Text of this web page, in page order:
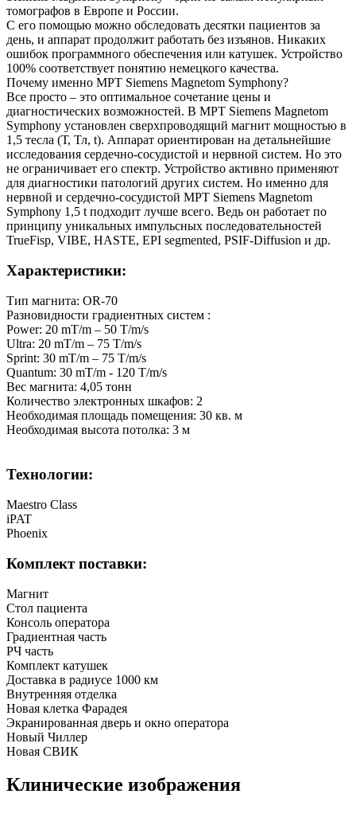
томографов в Европе и России.
С его помощью можно обследовать десятки пациентов за
день, и аппарат продолжит работать без изъянов. Никаких
ошибок программного обеспечения или катушек. Устройство
100% соответствует понятию немецкого качества.
Почему именно МРТ Siemens Magnetom Symphony?
Все просто – это оптимальное сочетание цены и
диагностических возможностей. В МРТ Siemens Magnetom
Symphony установлен сверхпроводящий магнит мощностью в
1,5 тесла (Т, Тл, t). Аппарат ориентирован на детальнейшие
исследования сердечно-сосудистой и нервной систем. Но это
не ограничивает его спектр. Устройство активно применяют
для диагностики патологий других систем. Но именно для
нервной и сердечно-сосудистой МРТ Siemens Magnetom
Symphony 1,5 t подходит лучше всего. Ведь он работает по
принципу уникальных импульсных последовательностей
TrueFisp, VIBE, HASTE, EPI segmented, PSIF-Diffusion и др.
Характеристики:
Тип магнита: OR-70
Разновидности градиентных систем :
Power: 20 mT/m – 50 T/m/s
Ultra: 20 mT/m – 75 T/m/s
Sprint: 30 mT/m – 75 T/m/s
Quantum: 30 mT/m - 120 T/m/s
Вес магнита: 4,05 тонн
Количество электронных шкафов: 2
Необходимая площадь помещения: 30 кв. м
Необходимая высота потолка: 3 м
Технологии:
Maestro Class
iPAT
Phoenix
Комплект поставки:
Магнит
Стол пациента
Консоль оператора
Градиентная часть
РЧ часть
Комплект катушек
Доставка в радиусе 1000 км
Внутренняя отделка
Новая клетка Фарадея
Экранированная дверь и окно оператора
Новый Чиллер
Новая СВИК
Клинические изображения